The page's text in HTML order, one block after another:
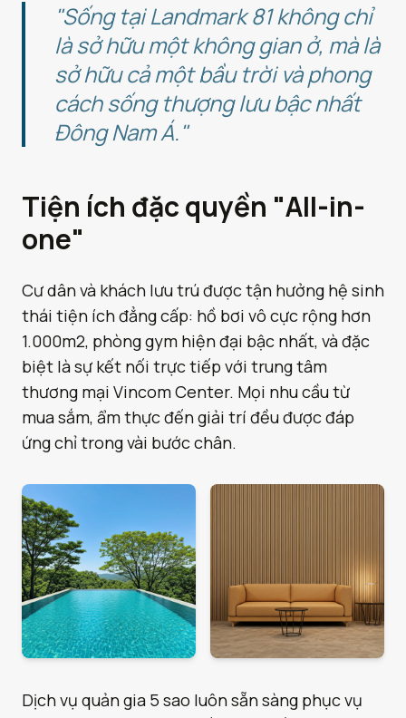
"Sống tại Landmark 81 không chỉ
là sở hữu một không gian ở, mà là
sở hữu cả một bầu trời và phong
cách sống thượng lưu bậc nhất
Đông Nam Á."
Tiện ích đặc quyền "All-in-
one"
Cư dân và khách lưu trú được tận hưởng hệ sinh
thái tiện ích đẳng cấp: hồ bơi vô cực rộng hơn
1.000m2, phòng gym hiện đại bậc nhất, và đặc
biệt là sự kết nối trực tiếp với trung tâm
thương mại Vincom Center. Mọi nhu cầu từ
mua sắm, ẩm thực đến giải trí đều được đáp
ứng chỉ trong vài bước chân.
Dịch vụ quản gia 5 sao luôn sẵn sàng phục vụ